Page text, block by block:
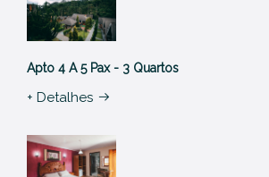
Apto 4 A 5 Pax - 3 Quartos
+ Detalhes